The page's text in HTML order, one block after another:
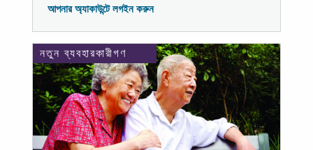
আপনার অ্যাকাউন্টে লগইন করুন
নতুন ব্যবহারকারীগণ